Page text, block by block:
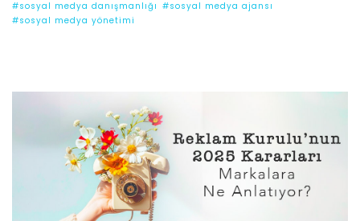
#sosyal medya danışmanlığı #sosyal medya ajansı
#sosyal medya yönetimi